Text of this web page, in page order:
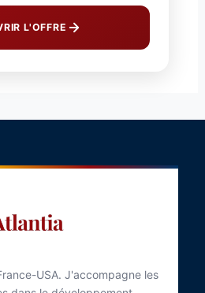
L'OFFRE
USA. J'accompagne les